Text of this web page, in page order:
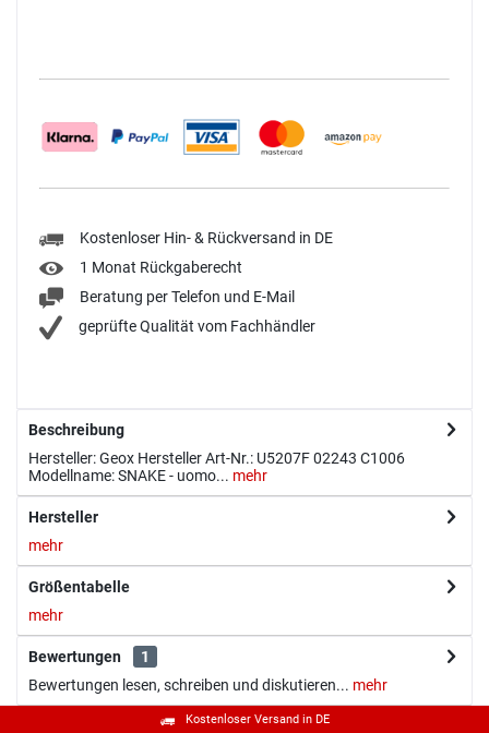
Kostenloser Hin- & Rückversand in DE
1 Monat Rückgaberecht
Beratung per Telefon und E-Mail
geprüfte Qualität vom Fachhändler
Beschreibung
Hersteller: Geox Hersteller Art-Nr.: U5207F 02243 C1006
Modellname: SNAKE - uomo... mehr
Hersteller
mehr
Größentabelle
mehr
Bewertungen
1
Bewertungen lesen, schreiben und diskutieren... mehr
Kostenloser Versand in DE